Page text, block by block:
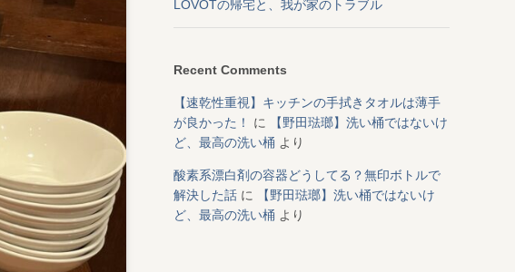
LOVOTの帰宅と、我が家のトラブル
Recent Comments
【速乾性重視】キッチンの手拭きタオルは薄手
が良かった！
に
【野田琺瑯】洗い桶ではないけ
ど、最高の洗い桶 より
酸素系漂白剤の容器どうしてる？無印ボトルで
解決した話 に
【野田琺瑯】洗い桶ではないけ
ど、最高の洗い桶 より